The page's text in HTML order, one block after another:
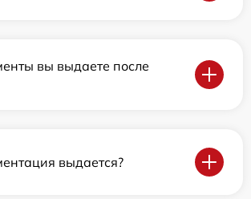
вы выдаете после
выдается?